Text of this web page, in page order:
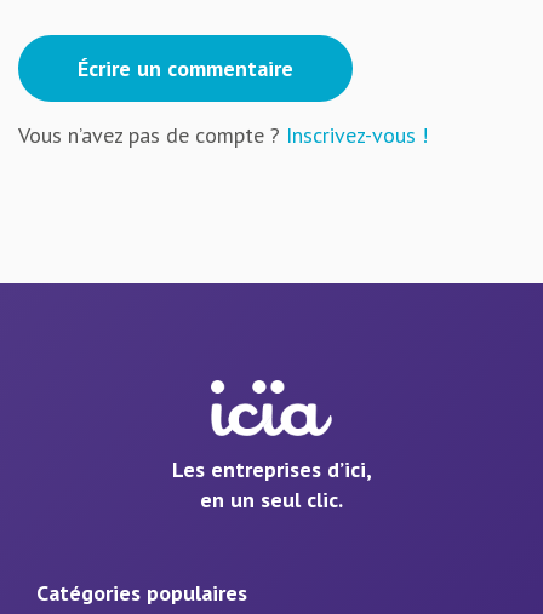
Écrire un commentaire
Vous n’avez pas de compte ? Inscrivez-vous !
Les entreprises d’ici,
en un seul clic.
Catégories populaires